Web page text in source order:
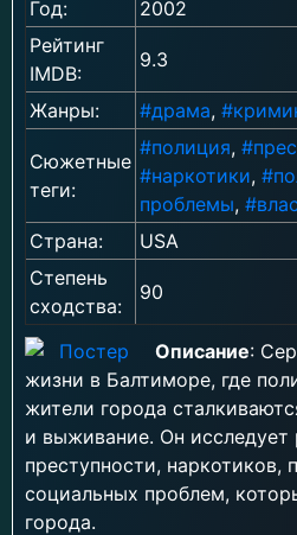
Год:
2002
Рейтинг
IMDB:
9.3
Жанры: #драма,
Сюжетные
теги:
#полиция,
#наркотики,
проблемы,
Страна:
USA
Степень
сходства:
90
Описание:
жизни в Балтиморе, где
жители города
и выживание. Он исследует
преступности, наркотиков,
социальных проблем,
города.